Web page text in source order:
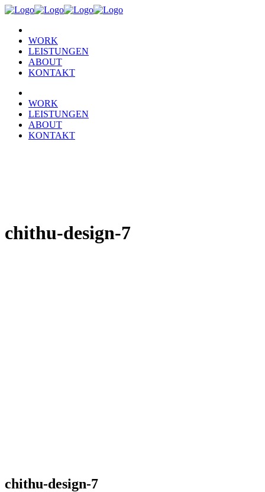
WORK
LEISTUNGEN
ABOUT
KONTAKT
WORK
LEISTUNGEN
ABOUT
KONTAKT
chithu-design-7
chithu-design-7